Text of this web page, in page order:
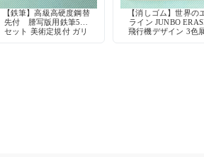
【鉄筆】高級高硬度鋼替
先付 謄写版用鉄筆5本
セット 美術定規付 ガリ
【消しゴム】世界の
ライン JUNBO
飛行機デザイン 3色